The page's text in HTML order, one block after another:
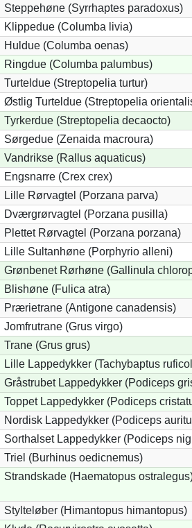
Steppehøne (Syrrhaptes paradoxus)
Klippedue (Columba livia)
Huldue (Columba oenas)
Ringdue (Columba palumbus)
Turteldue (Streptopelia turtur)
Østlig Turteldue (Streptopelia
Tyrkerdue (Streptopelia decaocto)
Sørgedue (Zenaida macroura)
Vandrikse (Rallus aquaticus)
Engsnarre (Crex crex)
Lille Rørvagtel (Porzana parva)
Dværgrørvagtel (Porzana pusilla)
Plettet Rørvagtel (Porzana porzana)
Lille Sultanhøne (Porphyrio alleni)
Grønbenet Rørhøne (Gallinula
Blishøne (Fulica atra)
Prærietrane (Antigone canadensis)
Jomfrutrane (Grus virgo)
Trane (Grus grus)
Lille Lappedykker (Tachybaptus
Gråstrubet Lappedykker (Podiceps
Toppet Lappedykker (Podiceps
Nordisk Lappedykker (Podiceps
Sorthalset Lappedykker (Podiceps
Triel (Burhinus oedicnemus)
Strandskade (Haematopus
Stylteløber (Himantopus himantopus)